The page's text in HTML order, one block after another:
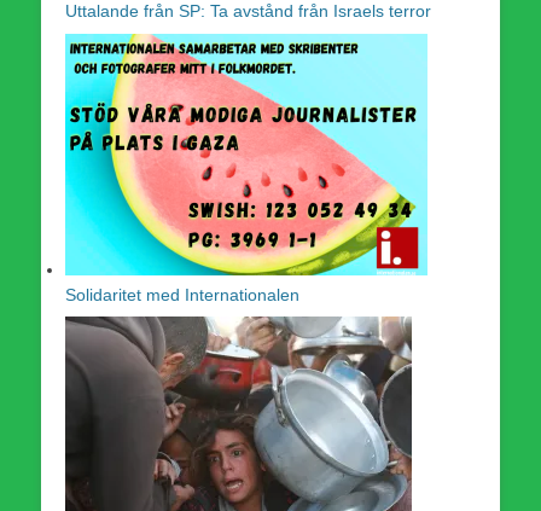
Uttalande från SP: Ta avstånd från Israels terror
Solidaritet med Internationalen